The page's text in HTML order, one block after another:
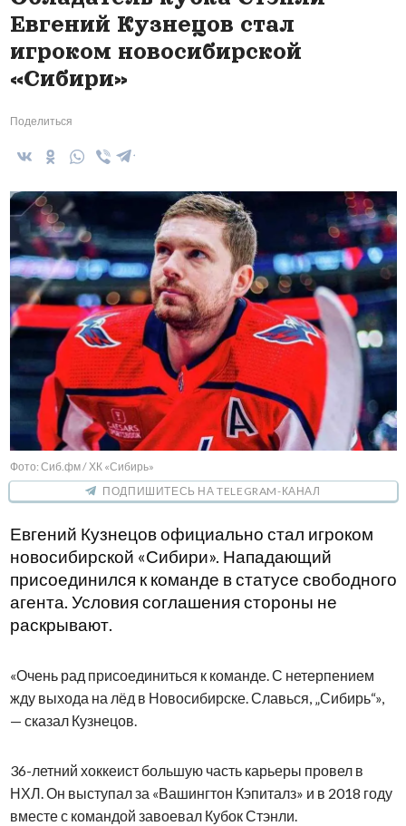
Евгений Кузнецов стал
игроком новосибирской
«Сибири»
Поделиться
Фото: Сиб.фм / ХК «Сибирь»
ПОДПИШИТЕСЬ НА TELEGRAM-КАНАЛ
Евгений Кузнецов официально стал игроком
новосибирской «Сибири». Нападающий
присоединился к команде в статусе свободного
агента. Условия соглашения стороны не
раскрывают.
«Очень рад присоединиться к команде. С нетерпением
жду выхода на лёд в Новосибирске. Славься, „Сибирь“»,
— сказал Кузнецов.
36-летний хоккеист большую часть карьеры провел в
НХЛ. Он выступал за «Вашингтон Кэпиталз» и в 2018 году
вместе с командой завоевал Кубок Стэнли.